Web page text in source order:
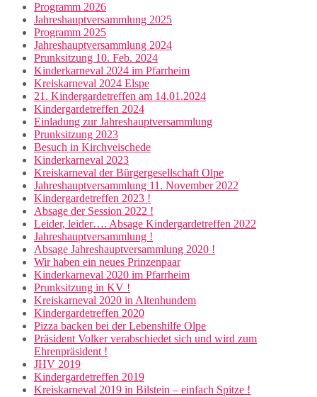
Programm 2026
Jahreshauptversammlung 2025
Programm 2025
Jahreshauptversammlung 2024
Prunksitzung 10. Feb. 2024
Kinderkarneval 2024 im Pfarrheim
Kreiskarneval 2024 Elspe
21. Kindergardetreffen am 14.01.2024
Kindergardetreffen 2024
Einladung zur Jahreshauptversammlung
Prunksitzung 2023
Besuch in Kirchveischede
Kinderkarneval 2023
Kreiskarneval der Bürgergesellschaft Olpe
Jahreshauptversammlung 11. November 2022
Kindergardetreffen 2023 !
Absage der Session 2022 !
Leider, leider…. Absage Kindergardetreffen 2022
Jahreshauptversammlung !
Absage Jahreshauptversammlung 2020 !
Wir haben ein neues Prinzenpaar
Kinderkarneval 2020 im Pfarrheim
Prunksitzung in KV !
Kreiskarneval 2020 in Altenhundem
Kindergardetreffen 2020
Pizza backen bei der Lebenshilfe Olpe
Präsident Volker verabschiedet sich und wird zum
Ehrenpräsident !
JHV 2019
Kindergardetreffen 2019
Kreiskarneval 2019 in Bilstein – einfach Spitze !